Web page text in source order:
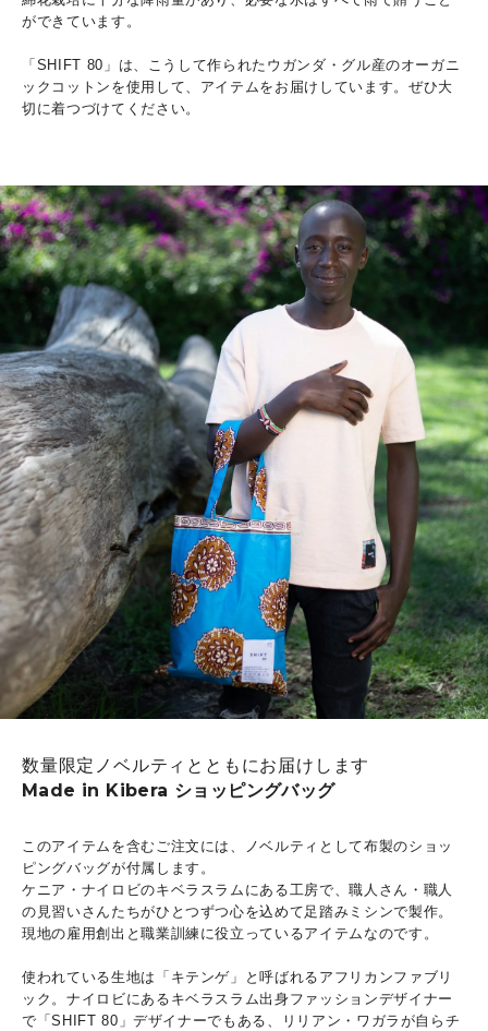
ができています。
「SHIFT 80」は、こうして作られたウガンダ・グル産のオーガニ
ックコットンを使用して、アイテムをお届けしています。ぜひ大
切に着つづけてください。
数量限定ノベルティとともにお届けします
Made in Kibera ショッピングバッグ
このアイテムを含むご注文には、ノベルティとして布製のショッ
ピングバッグが付属します。
ケニア・ナイロビのキベラスラムにある工房で、職人さん・職人
の見習いさんたちがひとつずつ心を込めて足踏みミシンで製作。
現地の雇用創出と職業訓練に役立っているアイテムなのです。
使われている生地は「キテンゲ」と呼ばれるアフリカンファブリ
ック。ナイロビにあるキベラスラム出身ファッションデザイナー
で「SHIFT 80」デザイナーでもある、リリアン・ワガラが自らチ